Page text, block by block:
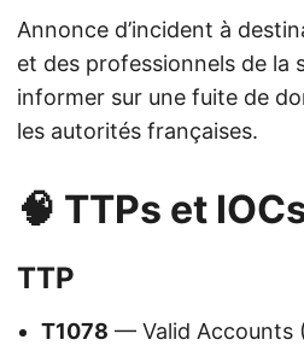
Annonce d’incident à
et des professionnels de la
informer sur une fuite de
les autorités françaises.
🧠 TTPs et
TTP
T1078 — Valid Accounts